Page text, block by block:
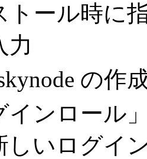
トール時に
力
の作
インロール
しいログイ